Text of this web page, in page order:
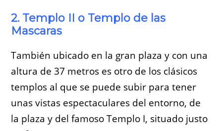
2. Templo II o Templo de las
Mascaras
También ubicado en la gran plaza y con una
altura de 37 metros es otro de los clásicos
templos al que se puede subir para tener
unas vistas espectaculares del entorno, de
la plaza y del famoso Templo I, situado justo